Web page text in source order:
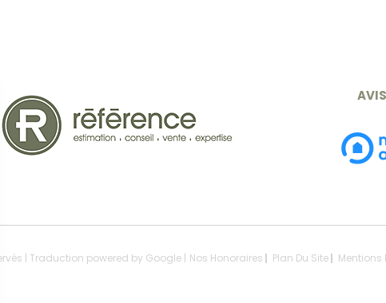
| Traduction powered by Google | Nos Honoraires Plan Du Site Mentions